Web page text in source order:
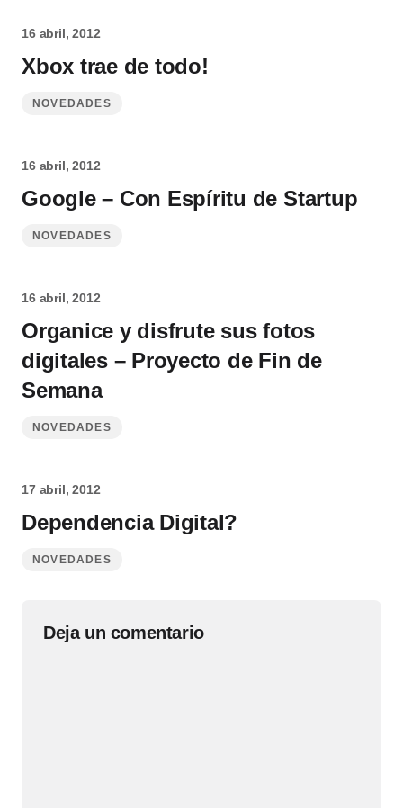
16 abril, 2012
Xbox trae de todo!
NOVEDADES
16 abril, 2012
Google – Con Espíritu de Startup
NOVEDADES
16 abril, 2012
Organice y disfrute sus fotos
digitales – Proyecto de Fin de
Semana
NOVEDADES
17 abril, 2012
Dependencia Digital?
NOVEDADES
Deja un comentario